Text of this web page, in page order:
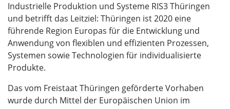
Industrielle Produktion und Systeme RIS3 Thüringen
und betrifft das Leitziel: Thüringen ist 2020 eine
führende Region Europas für die Entwicklung und
Anwendung von flexiblen und effizienten Prozessen,
Systemen sowie Technologien für individualisierte
Produkte.
Das vom Freistaat Thüringen geförderte Vorhaben
wurde durch Mittel der Europäischen Union im